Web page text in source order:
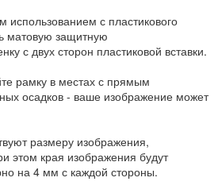
с пластикового
матовую защитную
с двух сторон пластиковой вставки.
рамку в местах с прямым
осадков - ваше изображение может
размеру изображения,
этом края изображения будут
на 4 мм с каждой стороны.